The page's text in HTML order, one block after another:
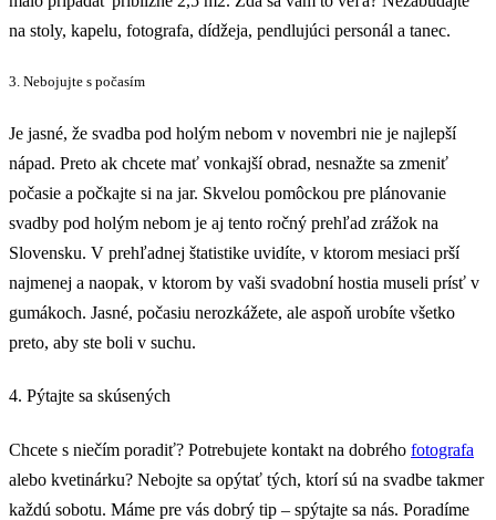
na stoly, kapelu, fotografa, dídžeja, pendlujúci personál a tanec.
3. Nebojujte s počasím
Je jasné, že svadba pod holým nebom v novembri nie je najlepší
nápad. Preto ak chcete mať vonkajší obrad, nesnažte sa zmeniť
počasie a počkajte si na jar. Skvelou pomôckou pre plánovanie
svadby pod holým nebom je aj tento ročný prehľad zrážok na
Slovensku. V prehľadnej štatistike uvidíte, v ktorom mesiaci prší
najmenej a naopak, v ktorom by vaši svadobní hostia museli prísť v
gumákoch. Jasné, počasiu nerozkážete, ale aspoň urobíte všetko
preto, aby ste boli v suchu.
4. Pýtajte sa skúsených
Chcete s niečím poradiť? Potrebujete kontakt na dobrého fotografa
alebo kvetinárku? Nebojte sa opýtať tých, ktorí sú na svadbe takmer
každú sobotu. Máme pre vás dobrý tip – spýtajte sa nás. Poradíme